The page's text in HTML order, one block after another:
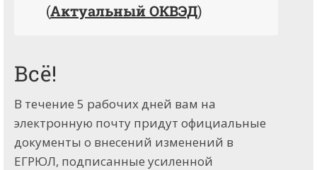
(Актуальный ОКВЭД)
Всё!
В течение 5 рабочих дней вам на
электронную почту придут официальные
документы о внесений изменений в
ЕГРЮЛ, подписанные усиленной